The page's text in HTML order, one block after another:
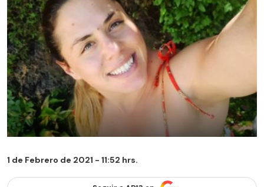
1 de Febrero de 2021 - 11:52 hrs.